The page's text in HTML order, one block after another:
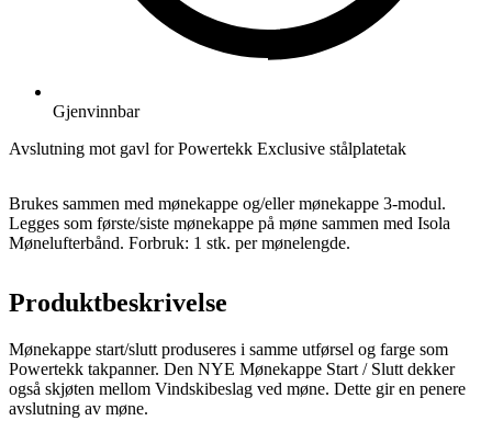
Gjenvinnbar
Avslutning mot gavl for Powertekk Exclusive stålplatetak
Brukes sammen med mønekappe og/eller mønekappe 3-modul.
Legges som første/siste mønekappe på møne sammen med Isola
Mønelufterbånd. Forbruk: 1 stk. per mønelengde.
Produktbeskrivelse
Mønekappe start/slutt produseres i samme utførsel og farge som
Powertekk takpanner. Den NYE Mønekappe Start / Slutt dekker
også skjøten mellom Vindskibeslag ved møne. Dette gir en penere
avslutning av møne.